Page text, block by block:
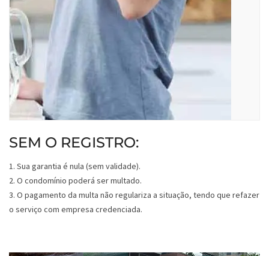
SEM O REGISTRO:
1. Sua garantia é nula (sem validade).
2. O condomínio poderá ser multado.
3. O pagamento da multa não regulariza a situação, tendo que refazer
o serviço com empresa credenciada.